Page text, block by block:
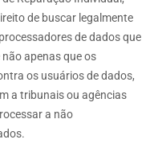
de buscar legalmente
de dados que
apenas que os
os usuários de dados,
a tribunais ou agências
a não